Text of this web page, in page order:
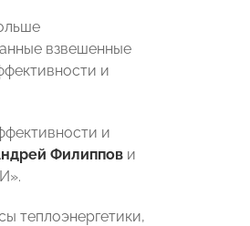
взвешенные
и
и
Филиппов и
теплоэнергетики,